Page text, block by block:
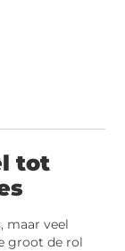
tot
maar veel
groot de rol